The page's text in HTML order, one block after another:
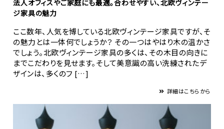
法人オフィスやご家庭にも最適。合わせやすい、北欧ヴィンテー
ジ家具の魅力
ここ数年、人気を博している北欧ヴィンテージ家具ですが、そ
の魅力とは一体何でしょうか？ その一つはやはり木の温かさ
でしょう。北欧ヴィンテージ家具の多くは、その木目の向きに
までこだわりを見せます。そして美意識の高い洗練されたデ
ザインは、多くのフ […]
詳細はこちらから